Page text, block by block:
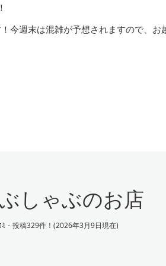
今週末は混雑が予想されますので、お
ぶしゃぶのお店
・投稿329件！(2026年3月9日現在)